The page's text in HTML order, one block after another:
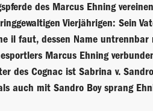
des Marcus Ehning
Vierjährigen: Sein
il faut, dessen Name untrennbar
Marcus Ehning
des Cognac ist Sabrina v.
auch mit Sandro Boy sprang